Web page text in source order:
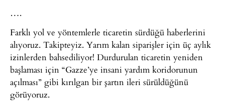
….
Farklı yol ve yöntemlerle ticaretin sürdüğü haberlerini
alıyoruz. Takipteyiz. Yarım kalan siparişler için üç aylık
izinlerden bahsediliyor! Durdurulan ticaretin yeniden
başlaması için “Gazze’ye insani yardım koridorunun
açılması” gibi kırılgan bir şartın ileri sürüldüğünü
görüyoruz.